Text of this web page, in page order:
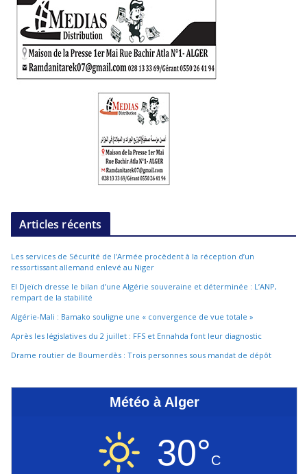
Articles récents
Les services de Sécurité de l’Armée procèdent à la réception d’un
ressortissant allemand enlevé au Niger
El Djeïch dresse le bilan d’une Algérie souveraine et déterminée : L’ANP,
rempart de la stabilité
Algérie-Mali : Bamako souligne une « convergence de vue totale »
Après les législatives du 2 juillet : FFS et Ennahda font leur diagnostic
Drame routier de Boumerdès : Trois personnes sous mandat de dépôt
Météo à Alger
30°C